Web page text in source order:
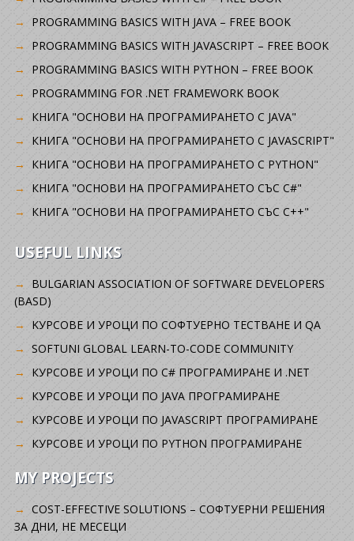
PROGRAMMING BASICS WITH JAVA – FREE BOOK
PROGRAMMING BASICS WITH JAVASCRIPT – FREE BOOK
PROGRAMMING BASICS WITH PYTHON – FREE BOOK
PROGRAMMING FOR .NET FRAMEWORK BOOK
КНИГА "ОСНОВИ НА ПРОГРАМИРАНЕТО С JAVA"
КНИГА "ОСНОВИ НА ПРОГРАМИРАНЕТО С JAVASCRIPT"
КНИГА "ОСНОВИ НА ПРОГРАМИРАНЕТО С PYTHON"
КНИГА "ОСНОВИ НА ПРОГРАМИРАНЕТО СЪС C#"
КНИГА "ОСНОВИ НА ПРОГРАМИРАНЕТО СЪС C++"
USEFUL LINKS
BULGARIAN ASSOCIATION OF SOFTWARE DEVELOPERS
(BASD)
KУРСОВЕ И УРОЦИ ПО СОФТУЕРНО ТЕСТВАНЕ И QA
SOFTUNI GLOBAL LEARN-TO-CODE COMMUNITY
КУРСОВЕ И УРОЦИ ПО C# ПРОГРАМИРАНЕ И .NET
КУРСОВЕ И УРОЦИ ПО JAVA ПРОГРАМИРАНЕ
КУРСОВЕ И УРОЦИ ПО JAVASCRIPT ПРОГРАМИРАНЕ
КУРСОВЕ И УРОЦИ ПО PYTHON ПРОГРАМИРАНЕ
MY PROJECTS
COST-EFFECTIVE SOLUTIONS – СОФТУЕРНИ РЕШЕНИЯ
ЗА ДНИ, НЕ МЕСЕЦИ